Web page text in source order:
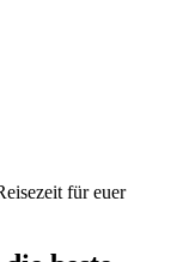
für euer